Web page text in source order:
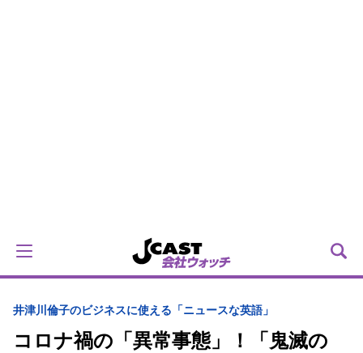
井津川倫子のビジネスに使える「ニュースな英語」
コロナ禍の「異常事態」！「鬼滅の